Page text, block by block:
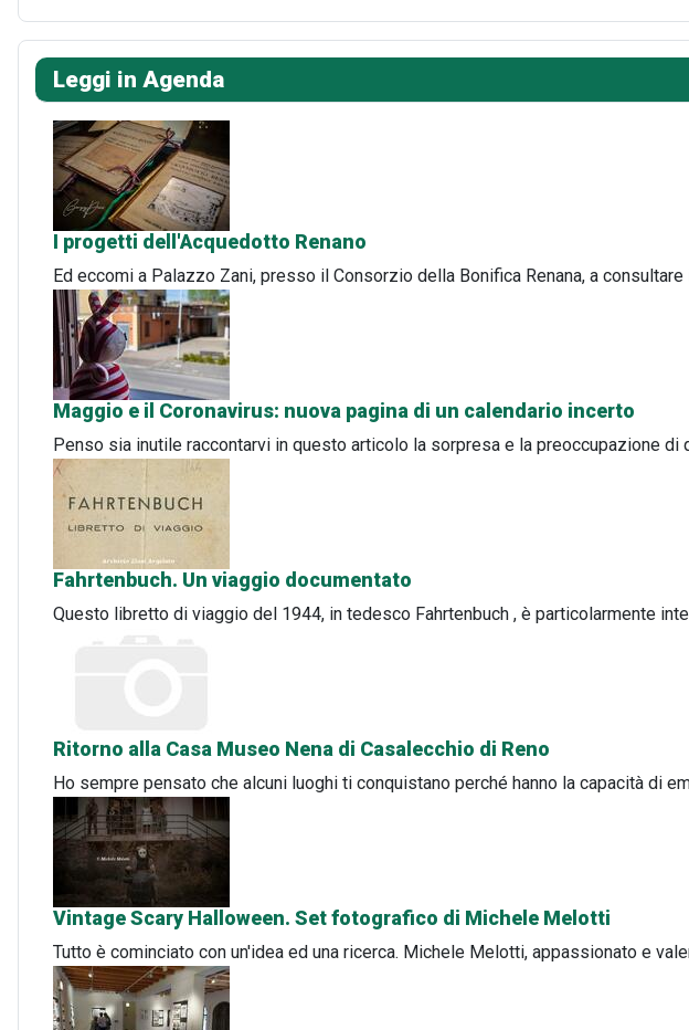
Leggi in Agenda
I progetti dell'Acquedotto Renano
Ed eccomi a Palazzo Zani, presso il Consorzio della Bonifica Renana, a
Maggio e il Coronavirus: nuova pagina di un calendario incerto
Penso sia inutile raccontarvi in questo articolo la sorpresa e la preoccupazione
Fahrtenbuch. Un viaggio documentato
Questo libretto di viaggio del 1944, in tedesco Fahrtenbuch , è particolarmente
Ritorno alla Casa Museo Nena di Casalecchio di Reno
Ho sempre pensato che alcuni luoghi ti conquistano perché hanno la capacità di
Vintage Scary Halloween. Set fotografico di Michele Melotti
Tutto è cominciato con un'idea ed una ricerca. Michele Melotti, appassionato e